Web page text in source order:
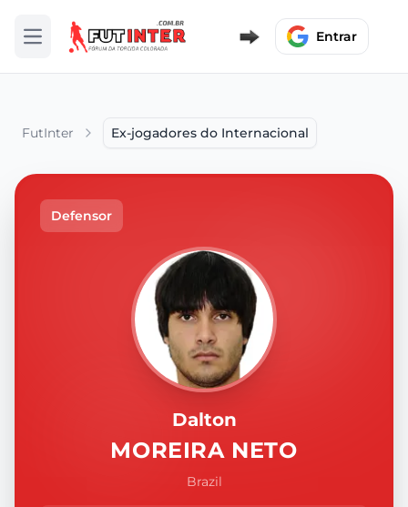
Abrir menu Entrar
FutInter Ex-jogadores do Internacional
Defensor
Dalton
MOREIRA NETO
Brazil